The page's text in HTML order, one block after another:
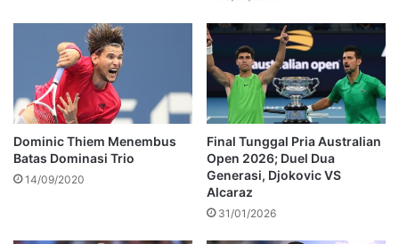
Dominic Thiem Menembus
Batas Dominasi Trio
14/09/2020
Final Tunggal Pria Australian
Open 2026; Duel Dua
Generasi, Djokovic VS
Alcaraz
31/01/2026